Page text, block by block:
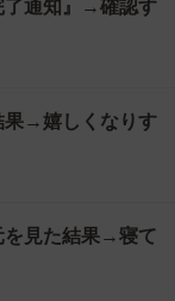
了通知』→確認す
果→嬉しくなりす
を見た結果→寝て